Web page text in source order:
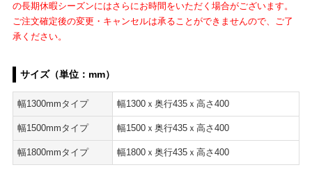
の長期休暇シーズンにはさらにお時間をいただく場合がございます。
ご注文確定後の変更・キャンセルは承ることができませんので、ご了
承ください。
サイズ（単位：mm）
幅1300mmタイプ 幅1300ｘ奥行435ｘ高さ400
幅1500mmタイプ 幅1500ｘ奥行435ｘ高さ400
幅1800mmタイプ 幅1800ｘ奥行435ｘ高さ400